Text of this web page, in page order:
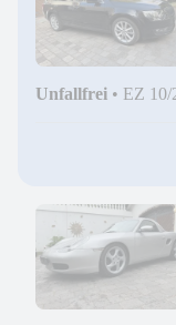
Unfallfrei • EZ 10/